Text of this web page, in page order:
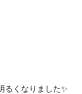
るくなりました✨